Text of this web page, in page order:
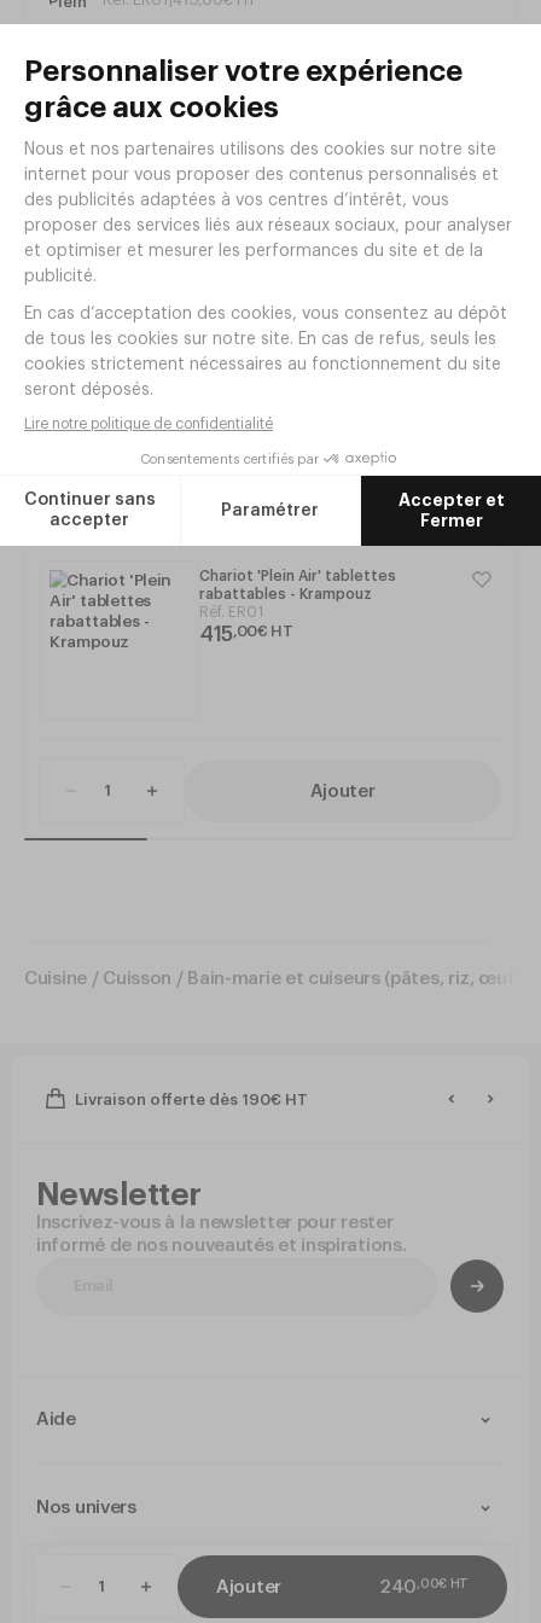
Ajouter 240,00€ HT
Grill Panini Roller Grill
Toaster 'Top 3' Caterchef
Réf. VP56 239 ,00€ HT
Toaster 'Top 6' Caterchef
Articles complémentaires
Chariot 'Plein Air' tablettes
rabattables - Krampouz
Réf. ER01
415,00€ HT
Ajouter
Cuisine / Cuisson / Bain-marie et cuiseurs (pâtes, riz,
Livraison offerte dès 190€ HT
Newsletter
Inscrivez-vous à la newsletter pour rester
informé de nos nouveautés et inspirations.
Aide
Livraison et retours
Nos univers
Politique de confidentialitéMentions légales Paramétrer mes